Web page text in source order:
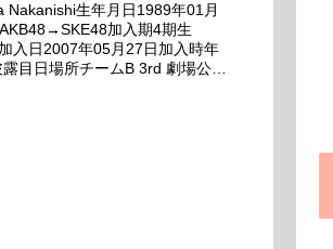
Nakanishi生年月日1989年01月
加入期4期生
入日2007年05月27日加入時年
目日場所チームB 3rd 劇場公演